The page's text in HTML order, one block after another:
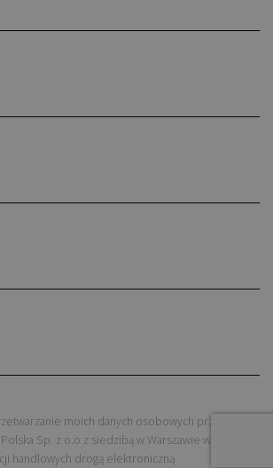
moich danych osobowych przez
Sp. z o.o z siedzibą w Warszawie w celu
handlowych drogą elektroniczną